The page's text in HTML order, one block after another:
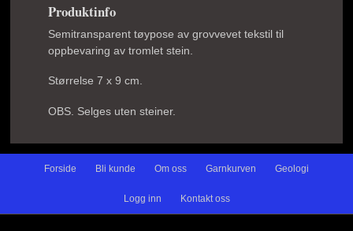
Produktinfo
Semitransparent tøypose av grovvevet tekstil til
oppbevaring av tromlet stein.
Størrelse 7 x 9 cm.
OBS. Selges uten steiner.
Forside Bli kunde Om oss Garnkurven Geologi
Logg inn Kontakt oss